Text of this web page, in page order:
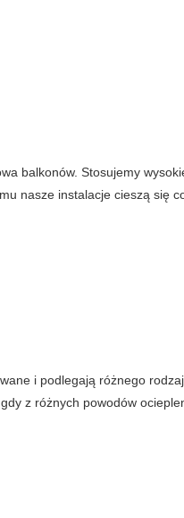
balkonów. Stosujemy
nasze instalacje cieszą się
i podlegają różnego
z różnych powodów